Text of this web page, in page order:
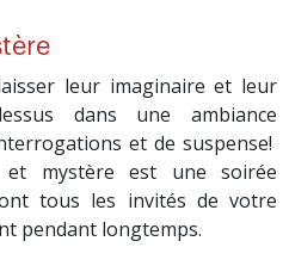
leur imaginaire et leur
dans une ambiance
et de suspense!
et mystère est une soirée
tous les invités de votre
pendant longtemps.